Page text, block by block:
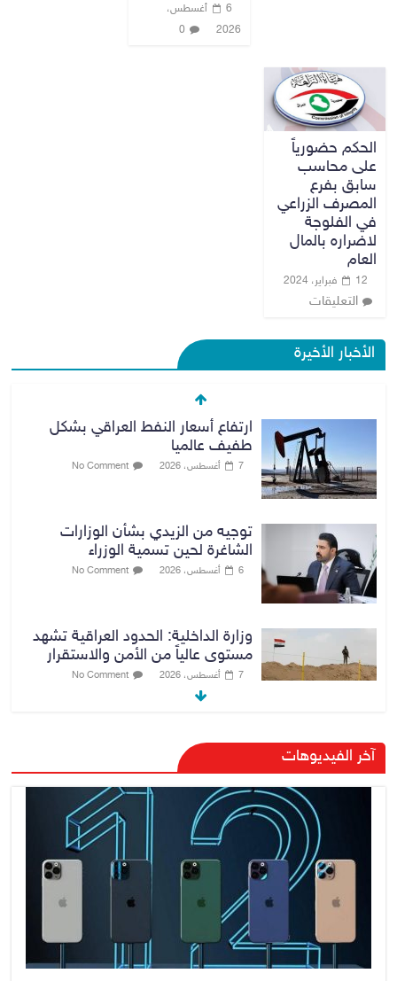
6 أغسطس،
2026
0
الحكم حضورياً
على محاسب
سابق بفرع
المصرف الزراعي
في الفلوجة
لاضراره بالمال
العام
12 فبراير، 2024
التعليقات
الأخبار الأخيرة
ارتفاع أسعار النفط العراقي بشكل
طفيف عالميا
7 أغسطس، 2026 No Comment
توجيه من الزيدي بشأن الوزارات
الشاغرة لحين تسمية الوزراء
6 أغسطس، 2026 No Comment
وزارة الداخلية: الحدود العراقية تشهد
مستوى عالياً من الأمن والاستقرار
7 أغسطس، 2026 No Comment
القضاء الأعلى: القبض على عدد من
موظفي بلدية الناصرية ومعقبين
ضبطت بحوزتهم مستندات وأختام
مزورة
7 أغسطس، 2026 No Comment
محكمة أمريكية تلزم “ميتا” بدفع
567 مليون دولار
7 أغسطس، 2026 No Comment
آخر الفيديوهات